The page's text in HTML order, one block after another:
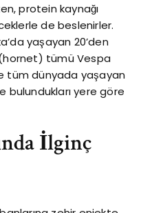
protein kaynağı
de beslenirler.
yaşayan 20’den
(hornet) tümü Vespa
tüm dünyada yaşayan
bulundukları yere göre
İlginç